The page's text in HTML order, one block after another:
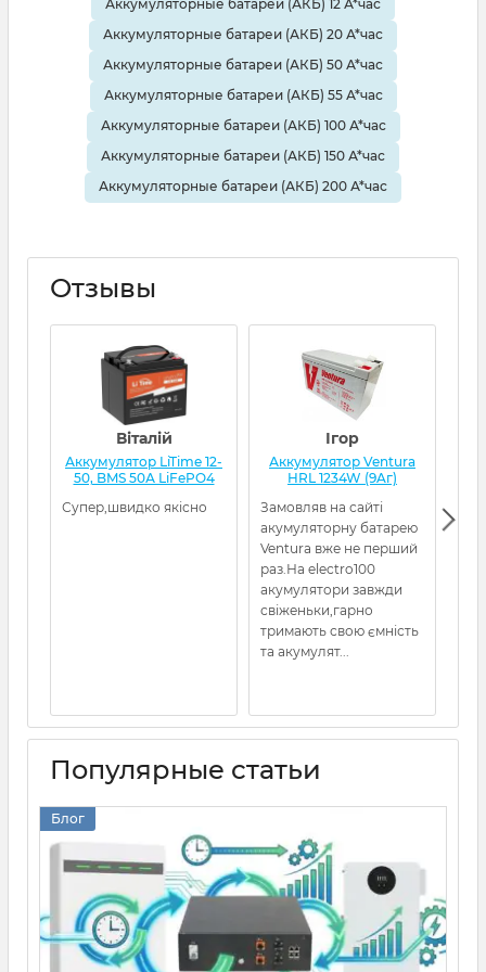
Аккумуляторные батареи (АКБ) 12 А*час
Аккумуляторные батареи (АКБ) 20 А*час
Аккумуляторные батареи (АКБ) 50 А*час
Аккумуляторные батареи (АКБ) 55 А*час
Аккумуляторные батареи (АКБ) 100 А*час
Аккумуляторные батареи (АКБ) 150 А*час
Аккумуляторные батареи (АКБ) 200 А*час
Отзывы
Віталій
Аккумулятор LiTime 12-
50, BMS 50А LiFePO4
Супер,швидко якісно
Ігор
Аккумулятор Ventura
HRL 1234W (9Aг)
Замовляв на сайті
акумуляторну батарею
Ventura вже не перший
раз.На electro100
акумулятори завжди
свіженьки,гарно
тримають свою ємність
та акумулят...
Популярные статьи
Блог